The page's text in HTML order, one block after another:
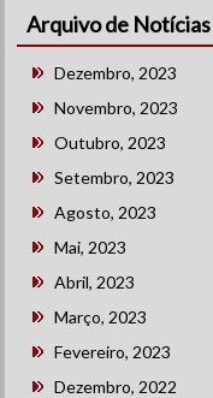
Arquivo de Notícias
Dezembro, 2023
Novembro, 2023
Outubro, 2023
Setembro, 2023
Agosto, 2023
Mai, 2023
Abril, 2023
Março, 2023
Fevereiro, 2023
Dezembro, 2022